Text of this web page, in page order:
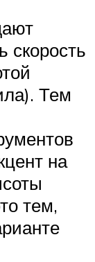
скорость
Тем
на
тем,